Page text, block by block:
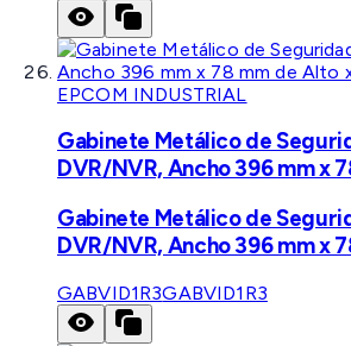
EPCOM INDUSTRIAL
Gabinete Metálico de
DVR/NVR, Ancho 396 mm x
Gabinete Metálico de
DVR/NVR, Ancho 396 mm x
GABVID1R3GABVID1R3